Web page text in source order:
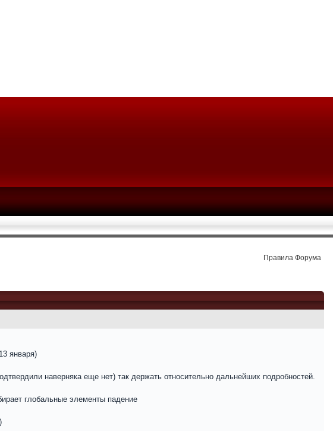
Правила Форума
января)
наверняка еще нет) так держать относительно дальнейших подробностей.
глобальные элементы падение